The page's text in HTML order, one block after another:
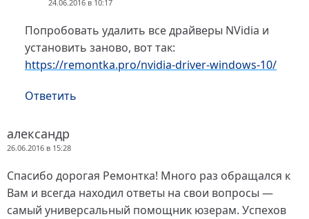
24.06.2016 в 10:17
Попробовать удалить все драйверы NVidia и
установить заново, вот так:
https://remontka.pro/nvidia-driver-windows-10/
Ответить
александр
26.06.2016 в 15:28
Спасибо дорогая Ремонтка! Много раз обращался к
Вам и всегда находил ответы на свои вопросы —
самый универсальный помощник юзерам. Успехов